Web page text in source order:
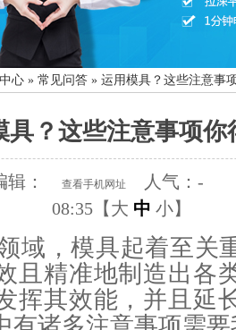
心 » 常见问答 » 运用模具？这些注意事
具？这些注意事项你
： 查看手机网址 人气：-
08:35【大 中 小】
域，模具起着至关
且精准地制造出各
挥其效能，并且延